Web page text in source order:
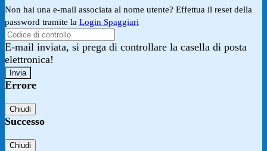
Non hai una e-mail associata al nome utente? Effettua il reset della
password tramite la Login Spaggiari
E-mail inviata, si prega di controllare la casella di posta
elettronica!
Errore
Chiudi
Successo
Chiudi